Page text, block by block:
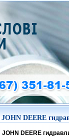
JOHN DEERE
JOHN DEERE